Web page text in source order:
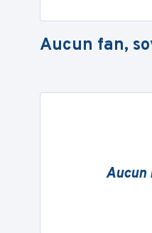
Aucun fan,
Aucun